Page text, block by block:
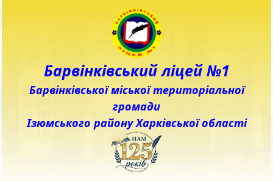
Барвінківський ліцей №1
Барвінківської міської територіальної
громади
Ізюмського району Харківської області